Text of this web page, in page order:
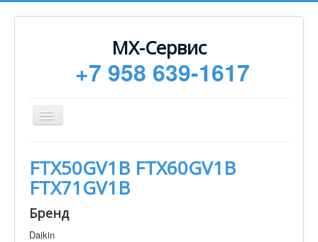
МХ-Сервис
+7 958 639-1617
Toggle
Navigation
Монтаж
Сервисное обслуживание
Техническая документация
FTX50GV1B FTX60GV1B
FTX71GV1B
Бренд
Daikin